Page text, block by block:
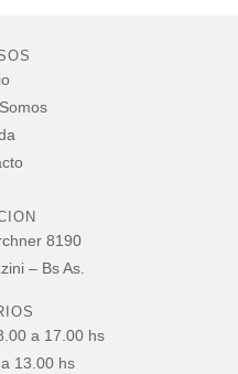
8190
– Bs As.
a 17.00 hs
13.00 hs